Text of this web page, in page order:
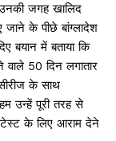
जगह खालिद
जाने के पीछे बांग्लादेश
बयान में बताया कि
50 दिन लगातार
के साथ
उन्हें पूरी तरह से
के लिए आराम देने